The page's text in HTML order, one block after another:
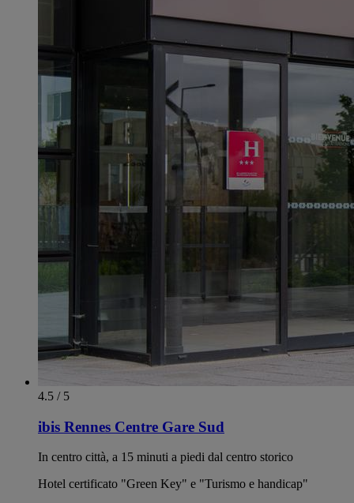
4.5 / 5
ibis Rennes Centre Gare Sud
In centro città, a 15 minuti a piedi dal centro storico
Hotel certificato "Green Key" e "Turismo e handicap"